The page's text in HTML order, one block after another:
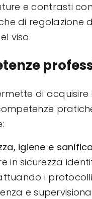
e contrasti
di regolazione
viso.
di acquisire
igiene e
in sicurezza
i
e